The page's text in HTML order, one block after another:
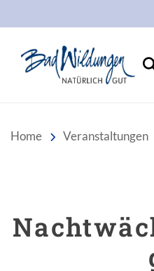
Home Veranstaltungen